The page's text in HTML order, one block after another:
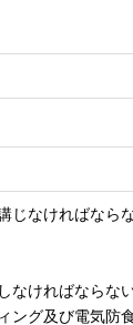
なければならな
ければならない
ング及び電気防